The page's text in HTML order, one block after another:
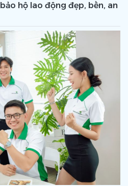
hộ lao động đẹp, bền, an